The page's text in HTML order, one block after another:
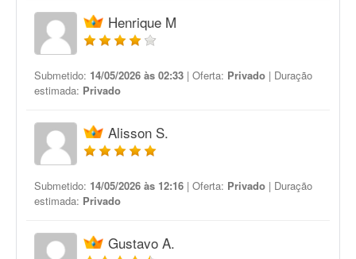
Henrique M
Submetido: 14/05/2026 às 02:33 | Oferta: Privado | Duração
estimada: Privado
Alisson S.
Submetido: 14/05/2026 às 12:16 | Oferta: Privado | Duração
estimada: Privado
Gustavo A.